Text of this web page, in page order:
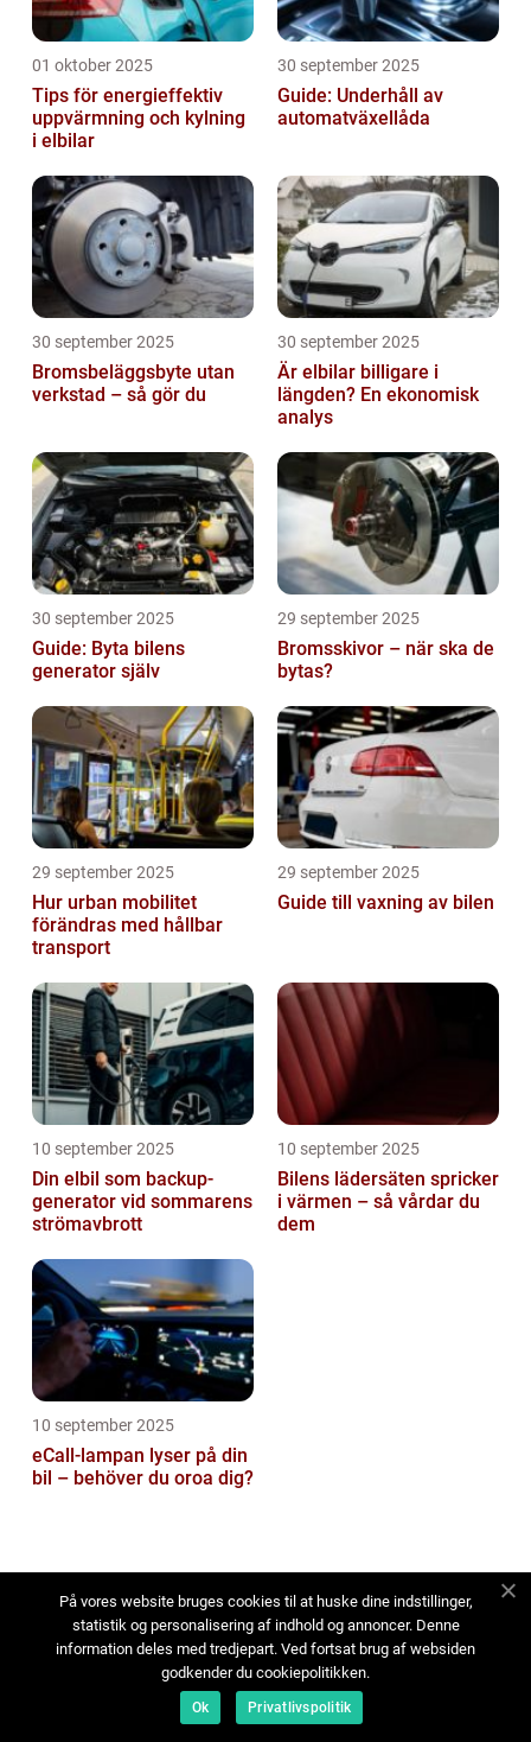
01 oktober 2025
Tips för energieffektiv
uppvärmning och kylning
i elbilar
30 september 2025
Guide: Underhåll av
automatväxellåda
30 september 2025
Bromsbeläggsbyte utan
verkstad – så gör du
30 september 2025
Är elbilar billigare i
längden? En ekonomisk
analys
30 september 2025
Guide: Byta bilens
generator själv
29 september 2025
Bromsskivor – när ska de
bytas?
29 september 2025
Hur urban mobilitet
förändras med hållbar
transport
29 september 2025
Guide till vaxning av bilen
10 september 2025
Din elbil som backup-
generator vid sommarens
strömavbrott
10 september 2025
Bilens lädersäten spricker
i värmen – så vårdar du
dem
10 september 2025
eCall-lampan lyser på din
bil – behöver du oroa dig?
Adress
På vores website bruges cookies til at huske dine indstillinger,
statistik og personalisering af indhold og annoncer. Denne
information deles med tredjepart. Ved fortsat brug af websiden
godkender du cookiepolitikken.
Ok Privatlivspolitik